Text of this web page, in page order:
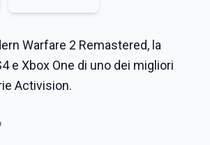
Warfare 2 Remastered, la
e Xbox One di uno dei migliori
Activision.